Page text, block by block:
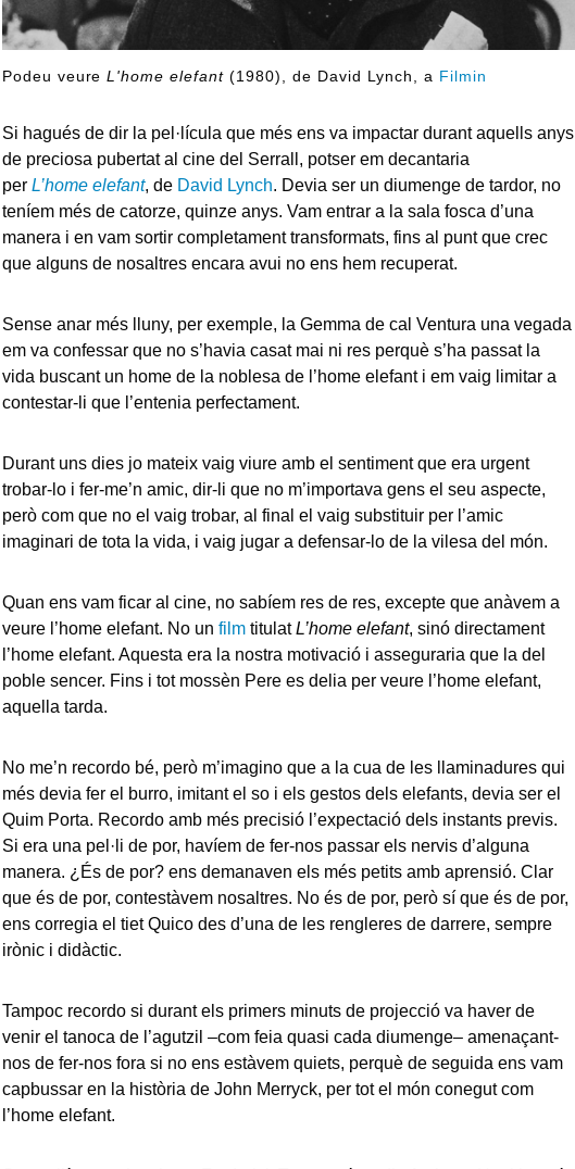
Podeu veureL'home elefant (1980), de David Lynch, a Filmin
Si hagués de dir la pel·lícula que més ens va impactar durant aquells anys
de preciosa pubertat al cine del Serrall, potser em decantaria
per L’home elefant, de David Lynch. Devia ser un diumenge de tardor, no
teníem més de catorze, quinze anys. Vam entrar a la sala fosca d’una
manera i en vam sortir completament transformats, fins al punt que crec
que alguns de nosaltres encara avui no ens hem recuperat.
Sense anar més lluny, per exemple, la Gemma de cal Ventura una vegada
em va confessar que no s’havia casat mai ni res perquè s’ha passat la
vida buscant un home de la noblesa de l’home elefant i em vaig limitar a
contestar-li que l’entenia perfectament.
Durant uns dies jo mateix vaig viure amb el sentiment que era urgent
trobar-lo i fer-me’n amic, dir-li que no m’importava gens el seu aspecte,
però com que no el vaig trobar, al final el vaig substituir per l’amic
imaginari de tota la vida, i vaig jugar a defensar-lo de la vilesa del món.
Quan ens vam ficar al cine, no sabíem res de res, excepte que anàvem a
veure l’home elefant. No un filmtitulatL’home elefant, sinó directament
l’home elefant. Aquesta era la nostra motivació i asseguraria que la del
poble sencer. Fins i tot mossèn Pere es delia per veure l’home elefant,
aquella tarda.
No me’n recordo bé, però m’imagino que a la cua de les llaminadures qui
més devia fer el burro, imitant el so i els gestos dels elefants, devia ser el
Quim Porta. Recordo amb més precisió l’expectació dels instants previs.
Si era una pel·li de por, havíem de fer-nos passar els nervis d’alguna
manera. ¿És de por? ens demanaven els més petits amb aprensió. Clar
que és de por, contestàvem nosaltres. No és de por, però sí que és de por,
ens corregia el tiet Quico des d’una de les rengleres de darrere, sempre
irònic i didàctic.
Tampoc recordo si durant els primers minuts de projecció va haver de
venir el tanoca de l’agutzil –com feia quasi cada diumenge– amenaçant-
nos de fer-nos fora si no ens estàvem quiets, perquè de seguida ens vam
capbussar en la història de John Merryck, per tot el món conegut com
l’home elefant.